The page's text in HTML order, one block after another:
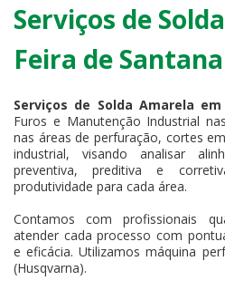
Serviços de
Feira de Santana
Serviços de Solda Amarela
Furos e Manutenção Industrial
nas áreas de perfuração, cortes
industrial, visando analisar
preventiva, preditiva e
produtividade para cada área.
Contamos com profissionais
atender cada processo com
e eficácia. Utilizamos máquina
(Husqvarna).